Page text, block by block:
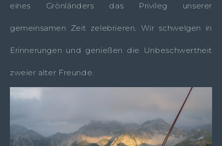
eines Grönländers das Privileg unserer
gemeinsamen Zeit zelebrieren. Wir schwelgen in
Erinnerungen und genießen die Unbeschwertheit
zweier alter Freunde.